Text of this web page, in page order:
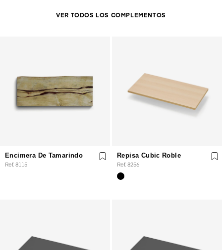
VER TODOS LOS COMPLEMENTOS
Encimera De Tamarindo
Ref. 8115
Repisa Cubic Roble
Ref. 8256